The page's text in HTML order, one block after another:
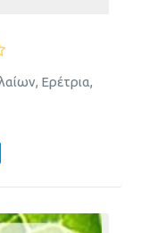
Ερέτρια,